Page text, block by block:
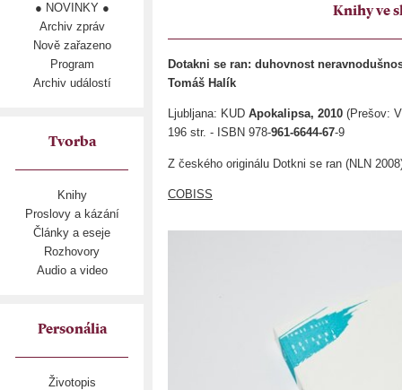
● NOVINKY ●
Archiv zpráv
Nově zařazeno
Program
Archiv událostí
Tvorba
Knihy
Proslovy a kázání
Články a eseje
Rozhovory
Audio a video
Personália
Životopis
Knihy ve
Dotakni se ran: duhovnost
Tomáš Halík
Ljubljana: KUD Apokalipsa, 2010 (Prešov:
196 str. - ISBN 978-961-6644-67-9
Z českého originálu Dotkni se ran (NLN
COBISS